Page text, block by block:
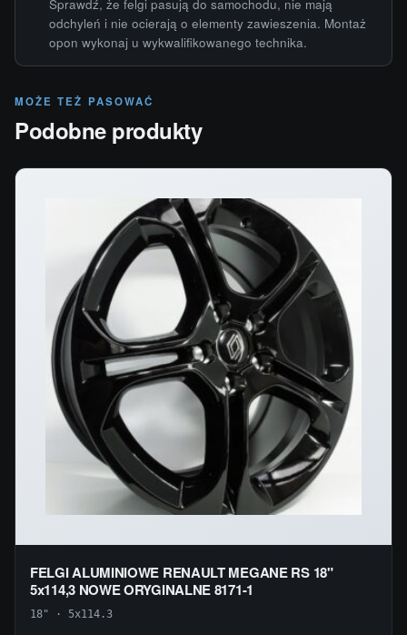
Sprawdź, że felgi pasują do samochodu, nie mają
odchyleń i nie ocierają o elementy zawieszenia. Montaż
opon wykonaj u wykwalifikowanego technika.
MOŻE TEŻ PASOWAĆ
Podobne produkty
FELGI ALUMINIOWE RENAULT MEGANE RS 18"
5x114,3 NOWE ORYGINALNE 8171-1
18" · 5x114.3